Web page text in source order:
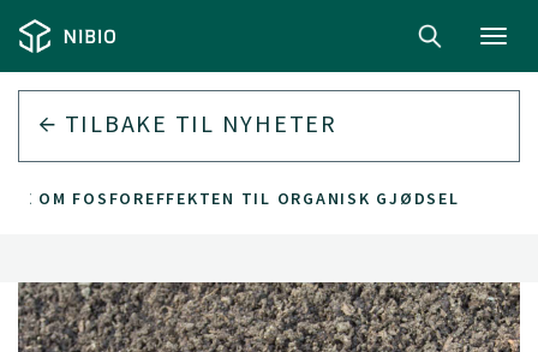
TILBAKE TIL NYHETER
OM FOSFOREFFEKTEN TIL ORGANISK GJØDSEL